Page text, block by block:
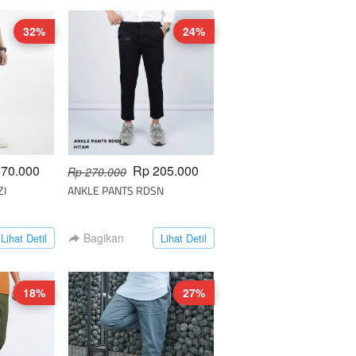
`
Lihat Detil
32%
Rp 270.000 Rp 205.000
ANKLE PANTS RDSN
Bagikan `Lihat Detil
24%
18% 27%